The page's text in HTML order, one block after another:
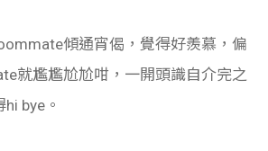
傾通宵偈，覺得好羨慕，偏
就尷尷尬尬咁，一開頭識自介完之
bye。